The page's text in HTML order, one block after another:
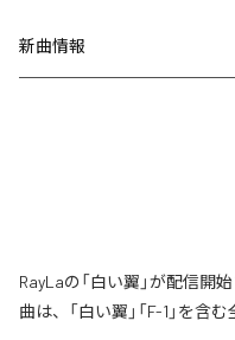
新曲情報
RayLaの「白い翼」が配信開
曲は、「白い翼」「F-1」を含